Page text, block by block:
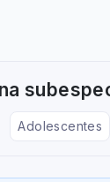
Adolescentes